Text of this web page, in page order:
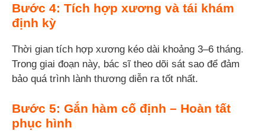
Bước 4: Tích hợp xương và tái khám
định kỳ
Thời gian tích hợp xương kéo dài khoảng 3–6 tháng.
Trong giai đoạn này, bác sĩ theo dõi sát sao để đảm
bảo quá trình lành thương diễn ra tốt nhất.
Bước 5: Gắn hàm cố định – Hoàn tất
phục hình